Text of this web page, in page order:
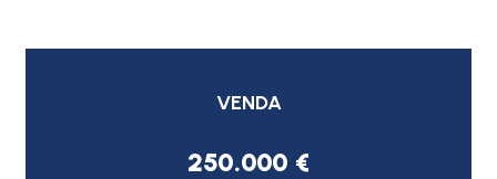
VENDA
250.000 €